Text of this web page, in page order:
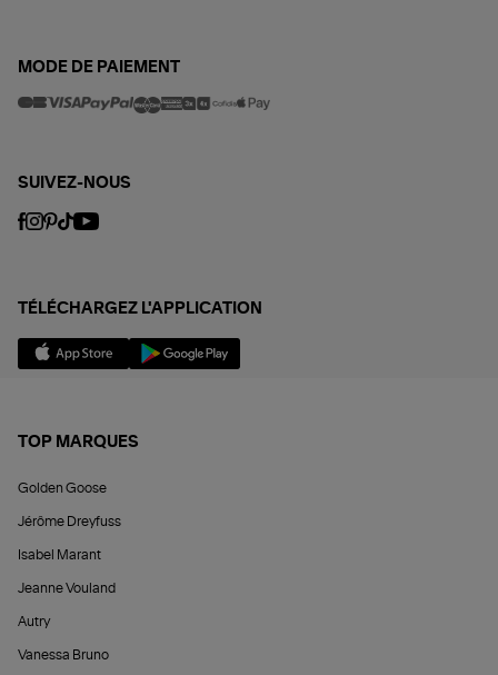
MODE DE PAIEMENT
SUIVEZ-NOUS
TÉLÉCHARGEZ L'APPLICATION
TOP MARQUES
Golden Goose
Jérôme Dreyfuss
Isabel Marant
Jeanne Vouland
Autry
Vanessa Bruno